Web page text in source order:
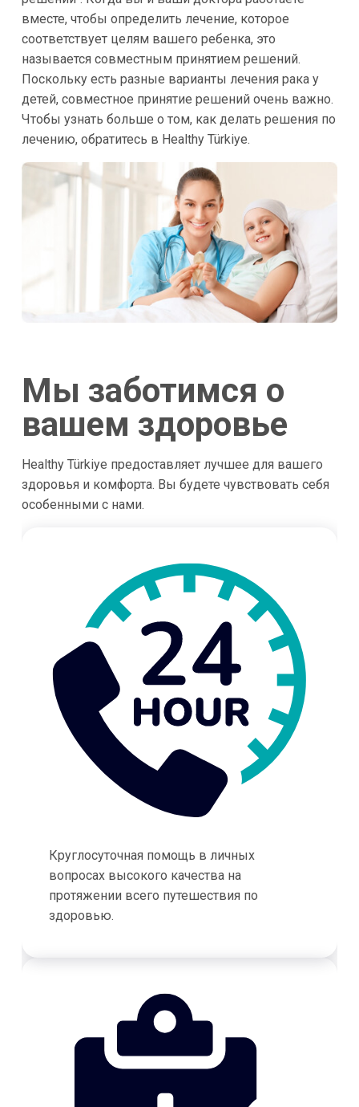
вместе, чтобы определить лечение, которое
соответствует целям вашего ребенка, это
называется совместным принятием решений.
Поскольку есть разные варианты лечения рака у
детей, совместное принятие решений очень важно.
Чтобы узнать больше о том, как делать решения по
лечению, обратитесь в Healthy Türkiye.
Мы заботимся о
вашем здоровье
Healthy Türkiye предоставляет лучшее для вашего
здоровья и комфорта. Вы будете чувствовать себя
особенными с нами.
Круглосуточная помощь в личных
вопросах высокого качества на
протяжении всего путешествия по
здоровью.